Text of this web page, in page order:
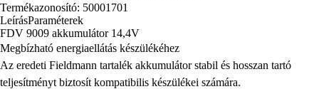
Termékazonosító: 50001701
LeírásParaméterek
FDV 9009 akkumulátor 14,4V
Megbízható energiaellátás készülékéhez
Az eredeti Fieldmann tartalék akkumulátor stabil és hosszan tartó
teljesítményt biztosít kompatibilis készülékei számára.